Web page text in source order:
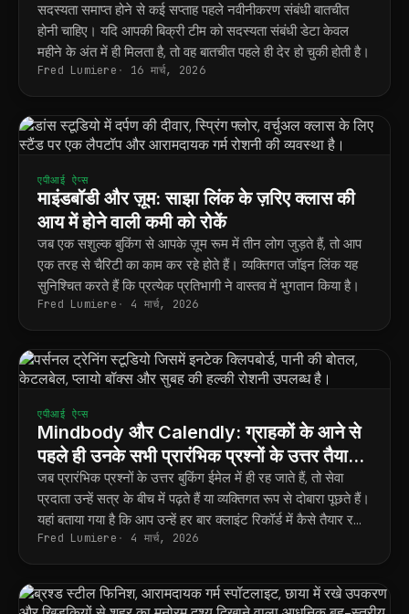
सदस्यता समाप्त होने से कई सप्ताह पहले नवीनीकरण संबंधी बातचीत
होनी चाहिए। यदि आपकी बिक्री टीम को सदस्यता संबंधी डेटा केवल
महीने के अंत में ही मिलता है, तो वह बातचीत पहले ही देर हो चुकी होती है।
Fred Lumiere 16 मार्च, 2026
एपीआई ऐप्स
माइंडबॉडी और ज़ूम: साझा लिंक के ज़रिए क्लास की
आय में होने वाली कमी को रोकें
जब एक सशुल्क बुकिंग से आपके ज़ूम रूम में तीन लोग जुड़ते हैं, तो आप
एक तरह से चैरिटी का काम कर रहे होते हैं। व्यक्तिगत जॉइन लिंक यह
सुनिश्चित करते हैं कि प्रत्येक प्रतिभागी ने वास्तव में भुगतान किया है।
Fred Lumiere 4 मार्च, 2026
एपीआई ऐप्स
Mindbody और Calendly: ग्राहकों के आने से
पहले ही उनके सभी प्रारंभिक प्रश्नों के उत्तर तैयार
रखें।
जब प्रारंभिक प्रश्नों के उत्तर बुकिंग ईमेल में ही रह जाते हैं, तो सेवा
प्रदाता उन्हें सत्र के बीच में पढ़ते हैं या व्यक्तिगत रूप से दोबारा पूछते हैं।
यहां बताया गया है कि आप उन्हें हर बार क्लाइंट रिकॉर्ड में कैसे तैयार रख
सकते हैं।
Fred Lumiere 4 मार्च, 2026